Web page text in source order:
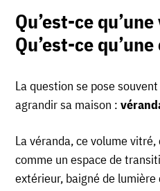
Qu’est-ce
Qu’est-ce
La question se pose
agrandir sa maison :
La véranda, ce volume
comme un espace de
extérieur, baigné de